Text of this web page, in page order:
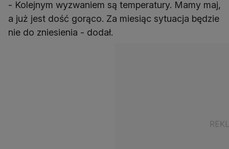
- Kolejnym wyzwaniem są temperatury. Mamy maj,
a już jest dość gorąco. Za miesiąc sytuacja będzie
nie do zniesienia - dodał.